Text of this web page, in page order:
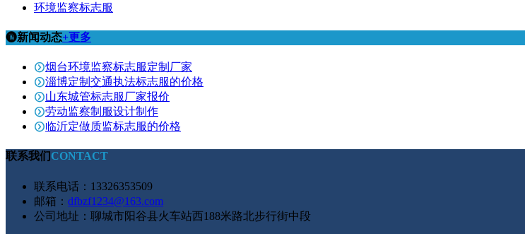
环境监察标志服
新闻动态+更多
烟台环境监察标志服定制厂家
淄博定制交通执法标志服的价格
山东城管标志服厂家报价
劳动监察制服设计制作
临沂定做质监标志服的价格
联系我们 CONTACT
联系电话：13326353509
邮箱： dfbzf1234@163.com
公司地址：聊城市阳谷县火车站西188米路北步行街中段